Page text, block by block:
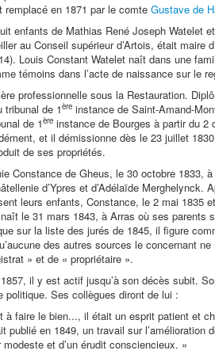
remplacé en 1871 par le comte Gustave de
enfants de Mathias René Joseph Watelet
au Conseil supérieur d’Artois, était maire
Louis Constant Watelet naît dans une
témoins dans l’acte de naissance sur le
professionnelle sous la Restauration.
tribunal de 1ère instance de Saint-Amand-
de 1ère instance de Bourges à partir du 2
et il démissionne dès le 23 juillet
de ses propriétés.
Constance de Gheus, le 30 octobre 1833,
d’Ypres et d’Adélaïde Merghelynck.
leurs enfants, Constance, le 2 mai 1835
le 31 mars 1843, à Arras où ses parents
sur la liste des jurés de 1845, il figure
des autres sources le concernant
» et de « propriétaire ».
il y est actif jusqu’à son décès subit.
politique. Ses collègues diront de lui :
à faire le bien..., il était un esprit patient et
publié en 1849, un travail sur l’amélioration
modeste et d’un érudit consciencieux. »